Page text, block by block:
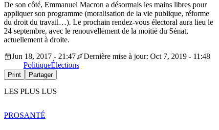
De son côté, Emmanuel Macron a désormais les mains libres pour
appliquer son programme (moralisation de la vie publique, réforme
du droit du travail…). Le prochain rendez-vous électoral aura lieu le
24 septembre, avec le renouvellement de la moitié du Sénat,
actuellement à droite.
Jun 18, 2017 - 21:47
Dernière mise à jour: Oct 7, 2019 - 11:48
PolitiqueÉlections
Print Partager
LES PLUS LUS
PROSANTÉ